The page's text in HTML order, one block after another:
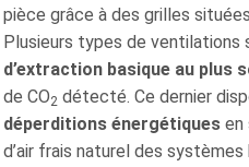
pièce grâce à des grilles
Plusieurs types de ventilations
d’extraction basique au plus
de CO2 détecté. Ce dernier
déperditions énergétiques en
d’air frais naturel des